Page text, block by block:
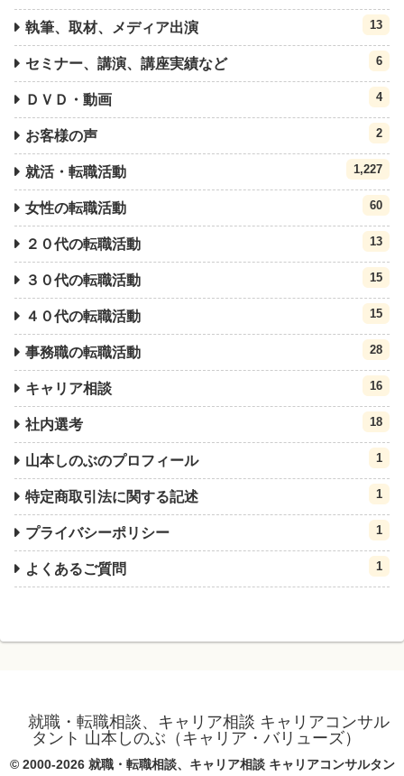
執筆、取材、メディア出演 13
セミナー、講演、講座実績など 6
ＤＶＤ・動画 4
お客様の声 2
就活・転職活動 1,227
女性の転職活動 60
２０代の転職活動 13
３０代の転職活動 15
４０代の転職活動 15
事務職の転職活動 28
キャリア相談 16
社内選考 18
山本しのぶのプロフィール 1
特定商取引法に関する記述 1
プライバシーポリシー 1
よくあるご質問 1
就職・転職相談、キャリア相談 キャリアコンサル
タント 山本しのぶ（キャリア・バリューズ）
© 2000-2026 就職・転職相談、キャリア相談 キャリアコンサルタン